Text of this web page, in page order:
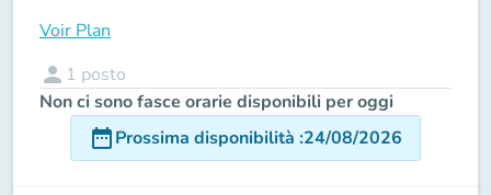
Voir Plan
person 1 posto
Non ci sono fasce orarie disponibili per oggi
date_rangeProssima disponibilità :24/08/2026